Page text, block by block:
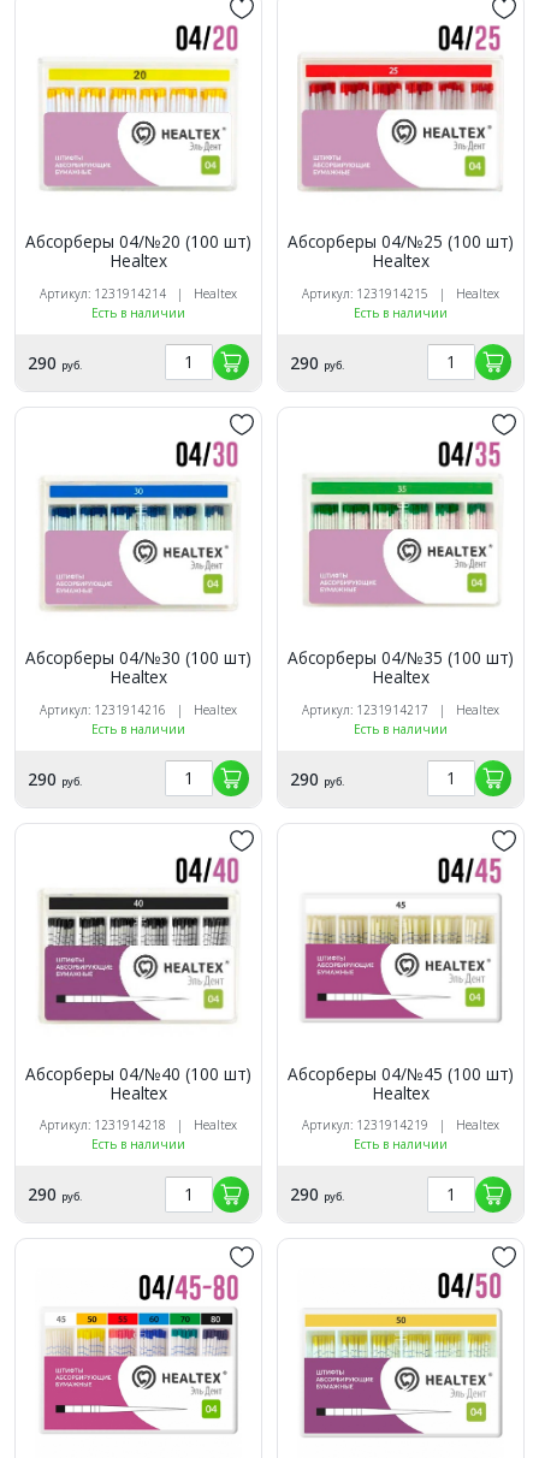
Абсорберы 04/№20 (100 шт)
Healtex
Артикул: 1231914214 | Healtex
Есть в наличии
290 руб.
Абсорберы 04/№25 (100 шт)
Healtex
Артикул: 1231914215 | Healtex
Есть в наличии
290 руб.
Абсорберы 04/№30 (100 шт)
Healtex
Артикул: 1231914216 | Healtex
Есть в наличии
290 руб.
Абсорберы 04/№35 (100 шт)
Healtex
Артикул: 1231914217 | Healtex
Есть в наличии
290 руб.
Абсорберы 04/№40 (100 шт)
Healtex
Артикул: 1231914218 | Healtex
Есть в наличии
290 руб.
Абсорберы 04/№45 (100 шт)
Healtex
Артикул: 1231914219 | Healtex
Есть в наличии
290 руб.